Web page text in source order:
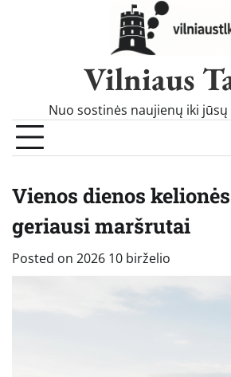
Vilniaus
Nuo sostinės naujienų iki jūsų
Vienos dienos
geriausi maršrutai
Posted on 2026 10 birželio